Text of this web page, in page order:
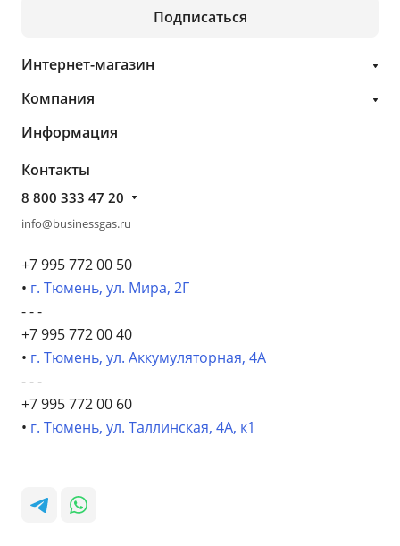
Подписаться
Интернет-магазин
Компания
Информация
Контакты
8 800 333 47 20
info@businessgas.ru
+7 995 772 00 50
• г. Тюмень, ул. Мира, 2Г
- - -
+7 995 772 00 40
• г. Тюмень, ул. Аккумуляторная, 4А
- - -
+7 995 772 00 60
• г. Тюмень, ул. Таллинская, 4А, к1